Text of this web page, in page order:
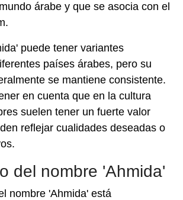
árabe y que se asocia con el
puede tener variantes
países árabes, pero su
se mantiene consistente.
en cuenta que en la cultura
suelen tener un fuerte valor
reflejar cualidades deseadas o
del nombre 'Ahmida'
nombre 'Ahmida' está